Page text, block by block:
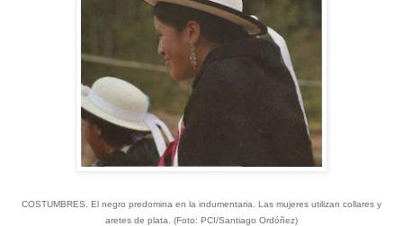
COSTUMBRES. El negro predomina en la indumentaria. Las mujeres utilizan collares y
aretes de plata. (Foto: PCI/Santiago Ordóñez)